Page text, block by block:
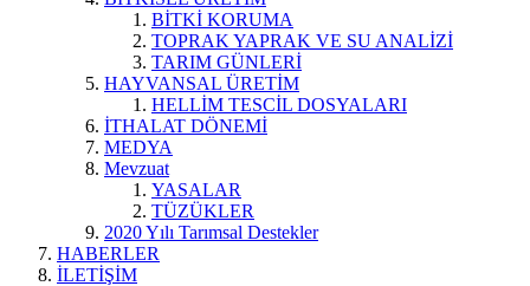
BİTKİ KORUMA
TOPRAK YAPRAK VE SU ANALİZİ
TARIM GÜNLERİ
HAYVANSAL ÜRETİM
HELLİM TESCİL DOSYALARI
İTHALAT DÖNEMİ
MEDYA
Mevzuat
YASALAR
TÜZÜKLER
2020 Yılı Tarımsal Destekler
HABERLER
İLETİŞİM